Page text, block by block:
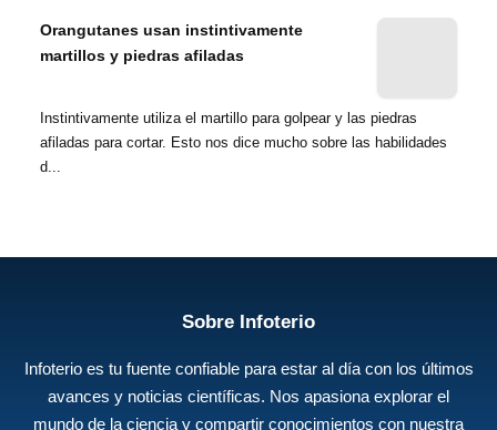
Orangutanes usan instintivamente
martillos y piedras afiladas
Instintivamente utiliza el martillo para golpear y las piedras
afiladas para cortar. Esto nos dice mucho sobre las habilidades
d...
Sobre Infoterio
Infoterio es tu fuente confiable para estar al día con los últimos
avances y noticias científicas. Nos apasiona explorar el
mundo de la ciencia y compartir conocimientos con nuestra